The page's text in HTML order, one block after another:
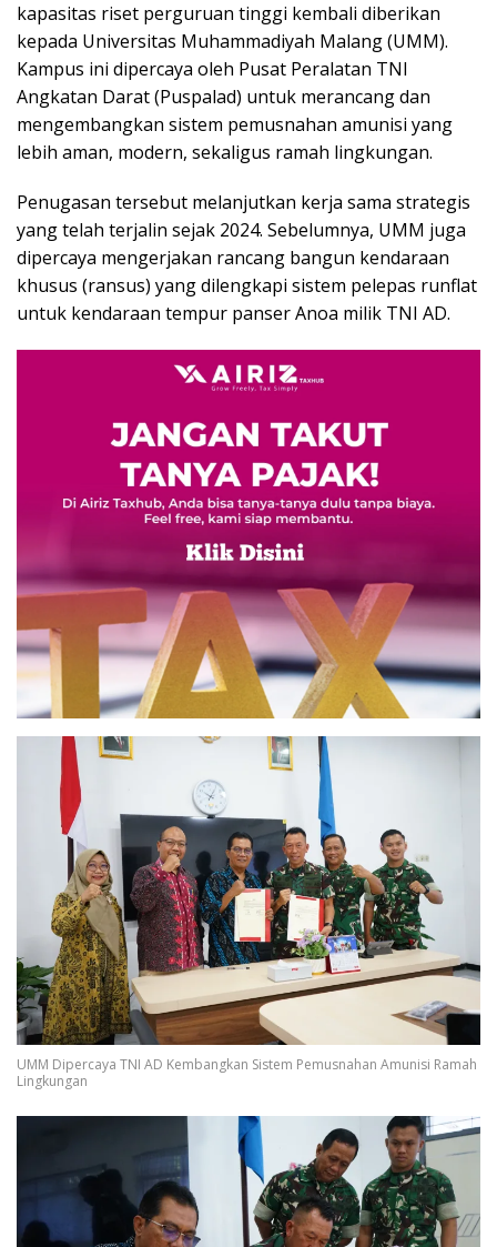
kapasitas riset perguruan tinggi kembali diberikan
kepada Universitas Muhammadiyah Malang (UMM).
Kampus ini dipercaya oleh Pusat Peralatan TNI
Angkatan Darat (Puspalad) untuk merancang dan
mengembangkan sistem pemusnahan amunisi yang
lebih aman, modern, sekaligus ramah lingkungan.
Penugasan tersebut melanjutkan kerja sama strategis
yang telah terjalin sejak 2024. Sebelumnya, UMM juga
dipercaya mengerjakan rancang bangun kendaraan
khusus (ransus) yang dilengkapi sistem pelepas runflat
untuk kendaraan tempur panser Anoa milik TNI AD.
UMM Dipercaya TNI AD Kembangkan Sistem Pemusnahan Amunisi Ramah
Lingkungan